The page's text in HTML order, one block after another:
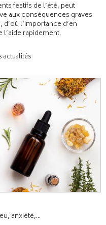
festifs de l’été, peut
aux conséquences graves
l’importance d’en
rapidement.
actualités
anxiété,...